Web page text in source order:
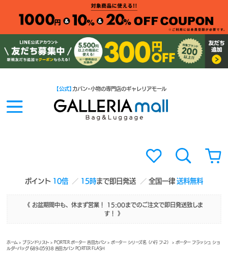
ポイント 10倍 15時まで即日発送 全国一律送料無料
【公式】 カバン・小物の専門店のギャレリアモール
《 お盆期間中も、休まず営業！ 15:00までのご注文で即日発送致しま
す！ 》
ホーム >ブランドリスト > PORTER ポーター 吉田カバン>ポーター シリーズ名（ハ行 フ-2）
> ポーター フラッシュ ショ
ルダーバッグ 689-05938 吉田カバン PORTER FLASH